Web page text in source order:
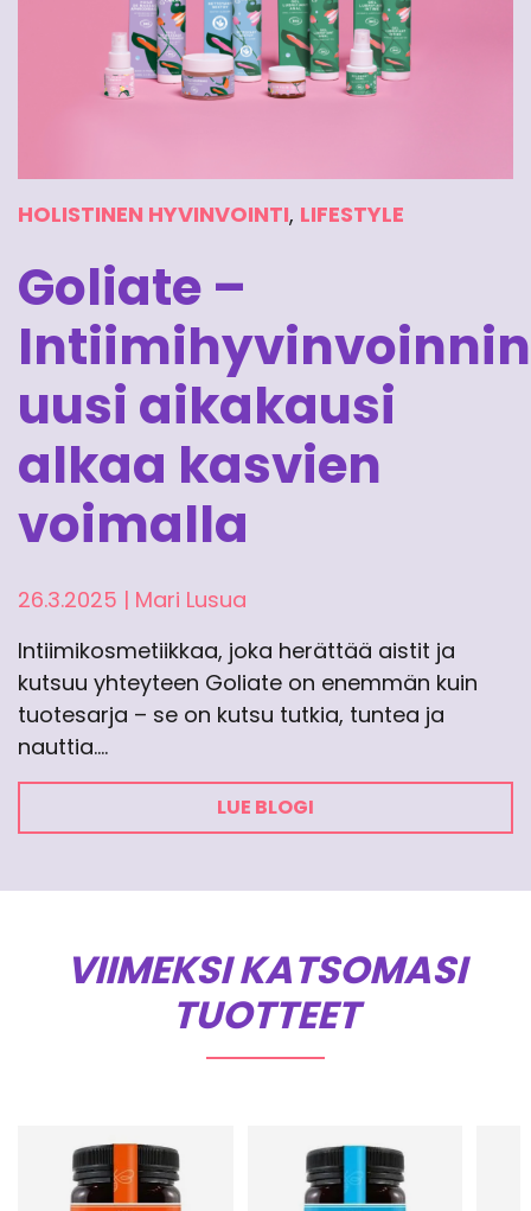
HOLISTINEN HYVINVOINTI, LIFESTYLE
Goliate –
Intiimihyvinvoinnin
uusi aikakausi
alkaa kasvien
voimalla
26.3.2025 | Mari Lusua
Intiimikosmetiikkaa, joka herättää aistit ja
kutsuu yhteyteen Goliate on enemmän kuin
tuotesarja – se on kutsu tutkia, tuntea ja
nauttia.…
LUE BLOGI
VIIMEKSI KATSOMASI
TUOTTEET